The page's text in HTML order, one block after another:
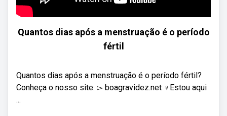
Quantos dias após a menstruação é o período
fértil
Quantos dias após a menstruação é o período fértil?
Conheça o nosso site: ▻ boagravidez.net​​​ ‍♀️Estou aqui
...